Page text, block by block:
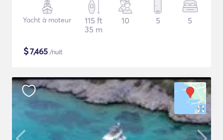
Yacht à moteur
115 ft
35 m
10 5 5
$7,465 /nuit